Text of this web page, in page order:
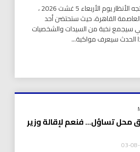
كتب / شادياحمد ستتجه الأنظار يوم الأربعاء 5 غشت 2026 ،
القاهرة، حيث ستحتضن أحد
سيجمع نخبة من السيدات والشخصيات
الحدث سيعرف مواكبة...
محل تساؤل… فنعم لإقالة وزير